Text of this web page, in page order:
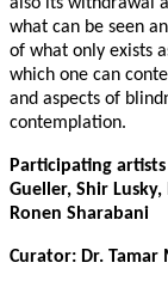
also its withdrawal
what can be seen
of what only exists
which one can
and aspects of
contemplation.
Participating
Gueller, Shir
Ronen Sharabani
Curator: Dr. Tamar